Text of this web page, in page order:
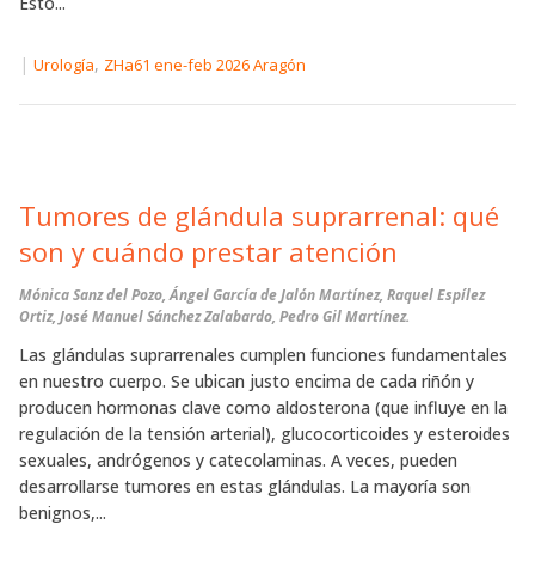
| Urología, ZHa61 ene-feb 2026 Aragón
Tumores de glándula suprarrenal: qué
son y cuándo prestar atención
Mónica Sanz del Pozo, Ángel García de Jalón Martínez, Raquel Espílez
Ortiz, José Manuel Sánchez Zalabardo, Pedro Gil Martínez.
Las glándulas suprarrenales cumplen funciones fundamentales
en nuestro cuerpo. Se ubican justo encima de cada riñón y
producen hormonas clave como aldosterona (que influye en la
regulación de la tensión arterial), glucocorticoides y esteroides
sexuales, andrógenos y catecolaminas. A veces, pueden
desarrollarse tumores en estas glándulas. La mayoría son
benignos,...